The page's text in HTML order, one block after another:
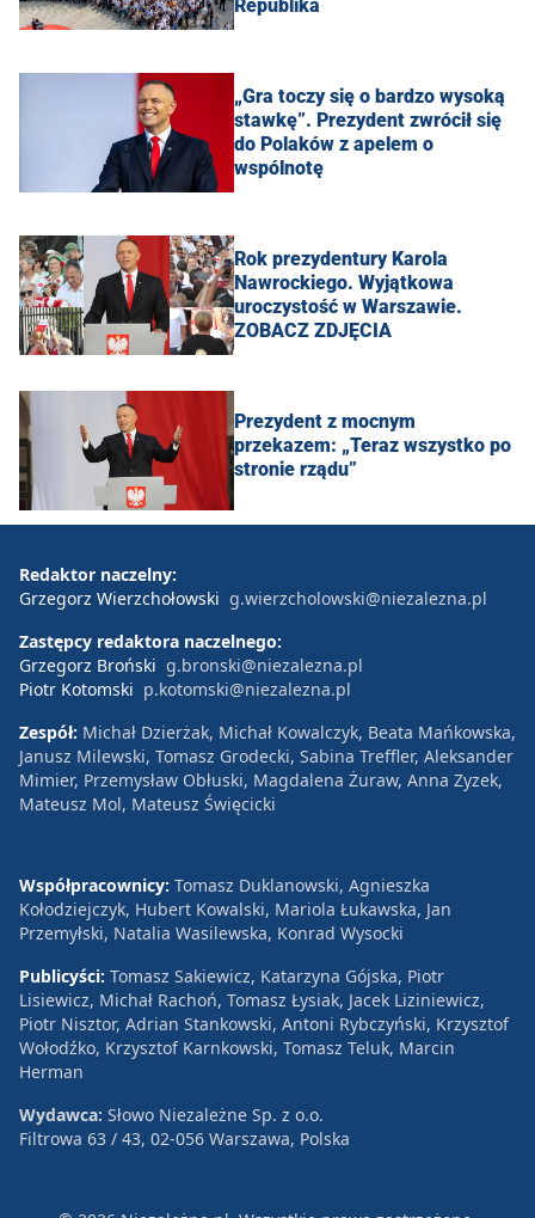
Republika
„Gra toczy się o bardzo wysoką
stawkę”. Prezydent zwrócił się
do Polaków z apelem o
wspólnotę
Rok prezydentury Karola
Nawrockiego. Wyjątkowa
uroczystość w Warszawie.
ZOBACZ ZDJĘCIA
Prezydent z mocnym
przekazem: „Teraz wszystko po
stronie rządu”
Redaktor naczelny:
Grzegorz Wierzchołowski g.wierzcholowski@niezalezna.pl
Zastępcy redaktora naczelnego:
Grzegorz Broński g.bronski@niezalezna.pl
Piotr Kotomski p.kotomski@niezalezna.pl
Zespół: Michał Dzierżak, Michał Kowalczyk, Beata Mańkowska,
Janusz Milewski, Tomasz Grodecki, Sabina Treffler, Aleksander
Mimier, Przemysław Obłuski, Magdalena Żuraw, Anna Zyzek,
Mateusz Mol, Mateusz Święcicki
Współpracownicy: Tomasz Duklanowski, Agnieszka
Kołodziejczyk, Hubert Kowalski, Mariola Łukawska, Jan
Przemyłski, Natalia Wasilewska, Konrad Wysocki
Publicyści: Tomasz Sakiewicz, Katarzyna Gójska, Piotr
Lisiewicz, Michał Rachoń, Tomasz Łysiak, Jacek Liziniewicz,
Piotr Nisztor, Adrian Stankowski, Antoni Rybczyński, Krzysztof
Wołodźko, Krzysztof Karnkowski, Tomasz Teluk, Marcin
Herman
Wydawca: Słowo Niezależne Sp. z o.o.
Filtrowa 63 / 43, 02-056 Warszawa, Polska